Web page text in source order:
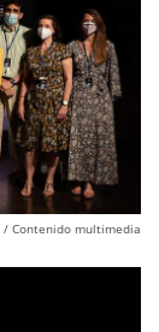
/ Contenido multimedia